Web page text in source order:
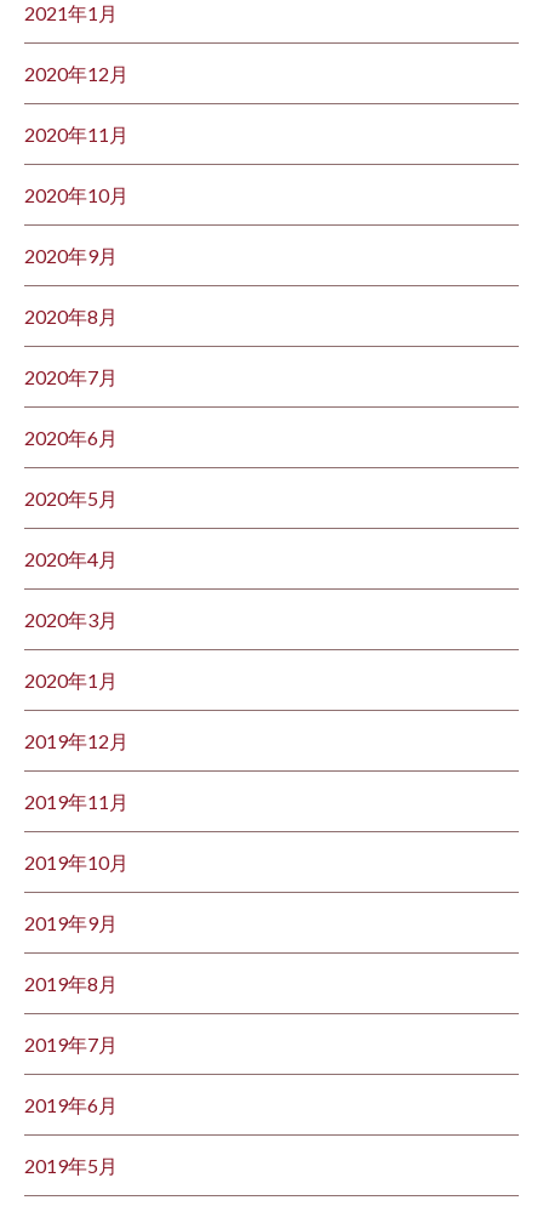
2021年1月
2020年12月
2020年11月
2020年10月
2020年9月
2020年8月
2020年7月
2020年6月
2020年5月
2020年4月
2020年3月
2020年1月
2019年12月
2019年11月
2019年10月
2019年9月
2019年8月
2019年7月
2019年6月
2019年5月